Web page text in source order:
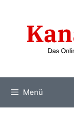
springen
Menü